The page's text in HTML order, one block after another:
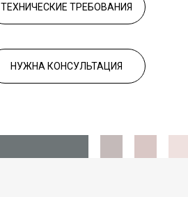
ТЕХНИЧЕСКИЕ ТРЕБОВАНИЯ
НУЖНА КОНСУЛЬТАЦИЯ